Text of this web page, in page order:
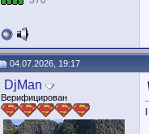
04.07.2026, 19:17
DjMan
Верифицирован